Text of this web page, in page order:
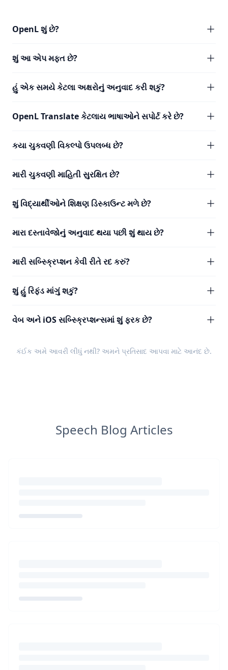
OpenL શું છે?
શું આ એપ મફત છે?
હું એક સમયે કેટલા અક્ષરોનું અનુવાદ કરી શકું?
OpenL Translate કેટલાય ભાષાઓને સપોર્ટ કરે છે?
કયા ચુકવણી વિકલ્પો ઉપલબ્ધ છે?
મારી ચુકવણી માહિતી સુરક્ષિત છે?
શું વિદ્યાર્થીઓને શિક્ષણ ડિસ્કાઉન્ટ મળે છે?
મારા દસ્તાવેજોનું અનુવાદ થયા પછી શું થાય છે?
મારી સબ્સ્ક્રિપ્શન કેવી રીતે રદ કરું?
શું હું રિફંડ માંગું શકું?
વેબ અને iOS સબ્સ્ક્રિપ્શન્સમાં શું ફરક છે?
કંઈક અમે આવરી લીધું નથી? અમને પ્રતિસાદ આપવા માટે આનંદ છે.
Speech Blog Articles